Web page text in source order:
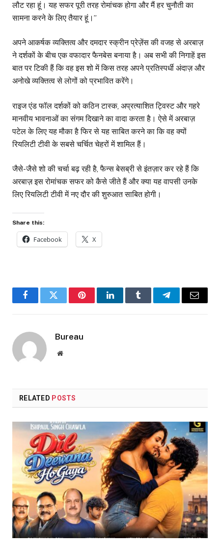
लौट रहा हूं। यह सफर पूरी तरह रोमांचक होगा और मैं हर चुनौती का
सामना करने के लिए तैयार हूं।”
अपने आकर्षक व्यक्तित्व और दमदार स्क्रीन प्रेज़ेंस की वजह से अरबाज़
ने दर्शकों के बीच एक वफादार फैनबेस बनाया है। अब सभी की निगाहें इस
बात पर टिकी हैं कि वह इस शो में किस तरह अपने प्रतिस्पर्धी अंदाज़ और
अनोखे व्यक्तित्व से लोगों को प्रभावित करेंगे।
राइज एंड फॉल दर्शकों को कठिन टास्क, अप्रत्याशित ट्विस्ट और गहरे
मानवीय भावनाओं का संगम दिखाने का वादा करता है। ऐसे में अरबाज़
पटेल के लिए यह मौका है फिर से यह साबित करने का कि वह क्यों
रियलिटी टीवी के सबसे चर्चित चेहरों में शामिल हैं।
जैसे-जैसे शो की चर्चा बढ़ रही है, फैन्स बेसब्री से इंतज़ार कर रहे हैं कि
अरबाज़ इस रोमांचक सफर को कैसे जीते हैं और क्या यह वापसी उनके
लिए रियलिटी टीवी में नए दौर की शुरुआत साबित होगी।
Share this:
Facebook X
FacebookTwitter PinterestLinkedInTumblr TelegramEmail
Bureau
Website
RELATED POSTS